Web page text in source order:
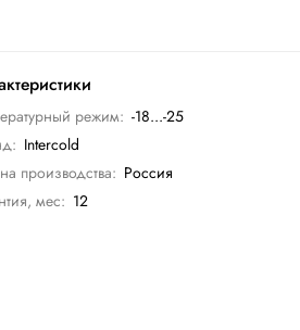
режим: -18...-25
Intercold
производства: Россия
мес: 12